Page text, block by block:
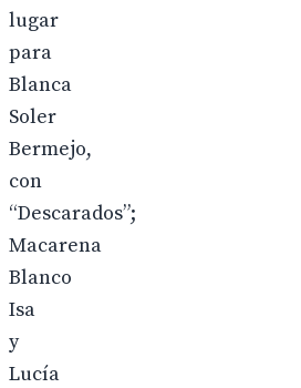
lugar
para
Blanca
Soler
Bermejo,
con
“Descarados”;
Macarena
Blanco
Isa
y
Lucía